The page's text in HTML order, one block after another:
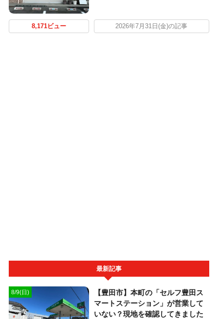
8,171ビュー 2026年7月31日(金)の記事
最新記事
8/9(日)
【豊田市】本町の「セルフ豊田ス
マートステーション」が営業して
いない？現地を確認してきました